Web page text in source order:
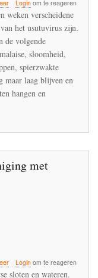
Merels
slachtoffer
van
het
usutuvirus
Loginom te reageren
weken verscheidene
het usutuvirus zijn.
de volgende
sloomheid,
spierzwakte
maar laag blijven en
hangen en
met
over
De
Loginom te reageren
sloten en wateren.